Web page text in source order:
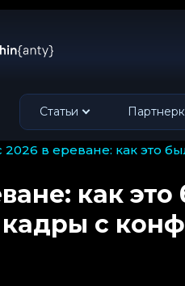
Статьи
2026 в ереване: как
как
с